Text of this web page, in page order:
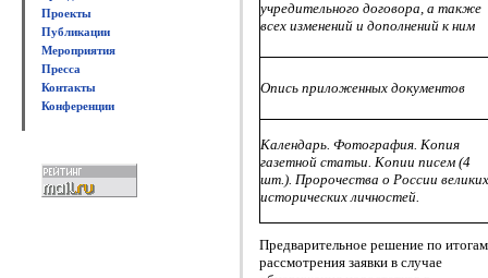
Проекты
Публикации
Мероприятия
Пресса
Контакты
Конференции
учредительного договора, а также
всех изменений и дополнений к ним
Опись приложенных документов
Календарь. Фотография. Копия
газетной статьи. Копии писем (4
шт.). Пророчества о России великих
исторических личностей.
Предварительное решение по итогам
рассмотрения заявки в случае